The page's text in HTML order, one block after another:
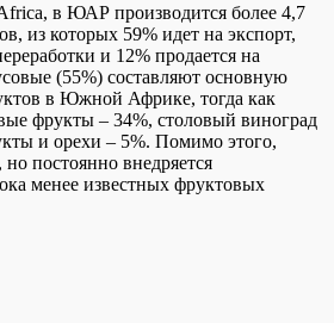
в ЮАР производится более 4,7
из которых 59% идет на экспорт,
и 12% продается на
(55%) составляют основную
в Южной Африке, тогда как
фрукты – 34%, столовый виноград
и орехи – 5%. Помимо этого,
постоянно внедряется
менее известных фруктовых